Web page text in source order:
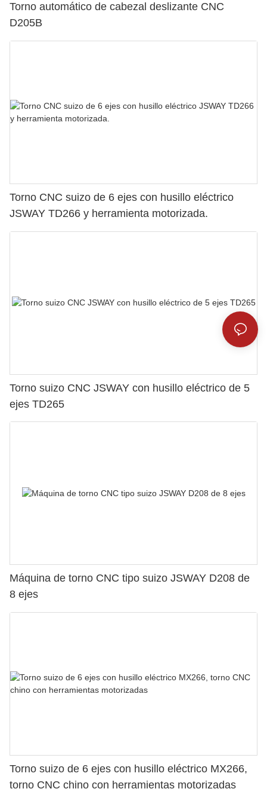
Torno automático de cabezal deslizante CNC
D205B
Torno CNC suizo de 6 ejes con husillo eléctrico
JSWAY TD266 y herramienta motorizada.
Torno suizo CNC JSWAY con husillo eléctrico de 5
ejes TD265
Máquina de torno CNC tipo suizo JSWAY D208 de
8 ejes
Torno suizo de 6 ejes con husillo eléctrico MX266,
torno CNC chino con herramientas motorizadas